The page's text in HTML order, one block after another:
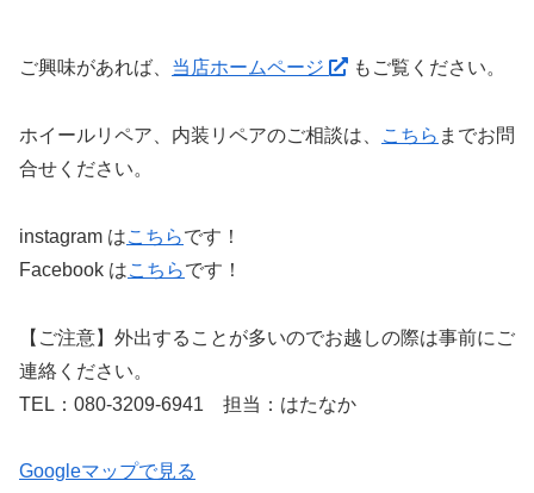
ご興味があれば、 当店ホームページ もご覧ください。
ホイールリペア、内装リペアのご相談は、 こちら までお問
合せください。
instagram はこちらです！
Facebook はこちらです！
【ご注意】外出することが多いのでお越しの際は事前にご
連絡ください。
TEL：080-3209-6941 担当：はたなか
Googleマップで見る